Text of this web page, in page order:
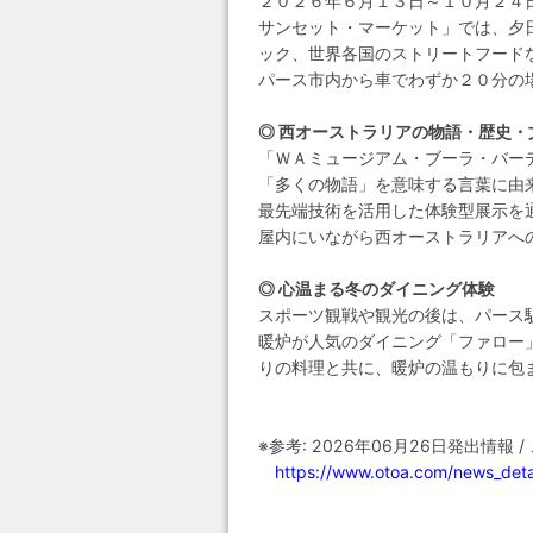
サンセット・マーケット」では、
ック、世界各国のストリートフー
パース市内から車でわずか２０分
◎ 西オーストラリアの物語・歴史・
「ＷＡミュージアム・ブーラ・バ
「多くの物語」を意味する言葉に
最先端技術を活用した体験型展示
屋内にいながら西オーストラリア
◎ 心温まる冬のダイニング体験
スポーツ観戦や観光の後は、パー
暖炉が人気のダイニング「ファロ
りの料理と共に、暖炉の温もりに
※参考: 2026年06月26日発出情報 /
https://www.otoa.com/